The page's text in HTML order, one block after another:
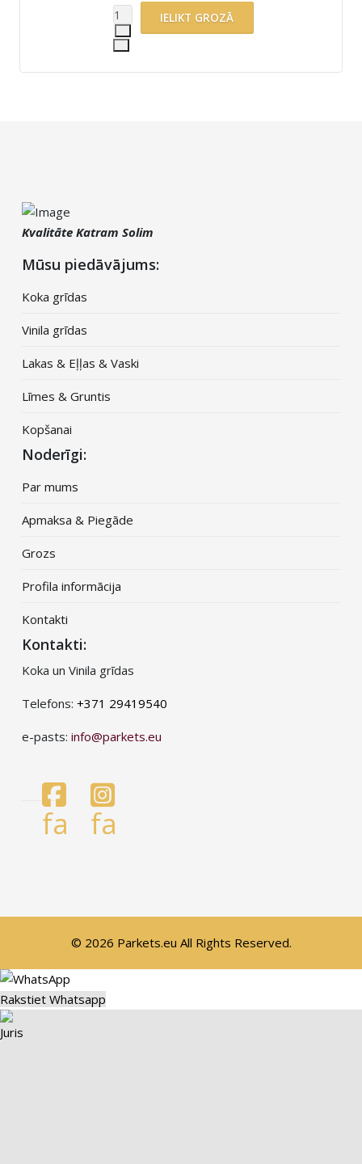
Kvalitāte Katram Solim
Mūsu piedāvājums:
Koka grīdas
Vinila grīdas
Lakas & Eļļas & Vaski
Līmes & Gruntis
Kopšanai
Noderīgi:
Par mums
Apmaksa & Piegāde
Grozs
Profila informācija
Kontakti
Kontakti:
Koka un Vinila grīdas
Telefons: +371 29419540
e-pasts: info@parkets.eu
fa fa
© 2026 Parkets.eu All Rights Reserved.
Rakstiet Whatsapp
Juris